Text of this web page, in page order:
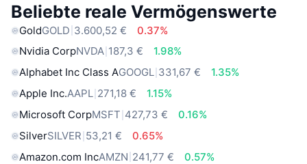
Beliebte reale Vermögenswerte
GoldGOLD 3.600,52 €
0.37%
Nvidia CorpNVDA 187,3 €
1.98%
Alphabet Inc Class AGOOGL 331,67 €
1.35%
Apple Inc.AAPL 271,18 €
1.15%
Microsoft CorpMSFT 427,73 €
0.16%
SilverSILVER 53,21 €
0.65%
Amazon.com IncAMZN 241,77 €
0.57%